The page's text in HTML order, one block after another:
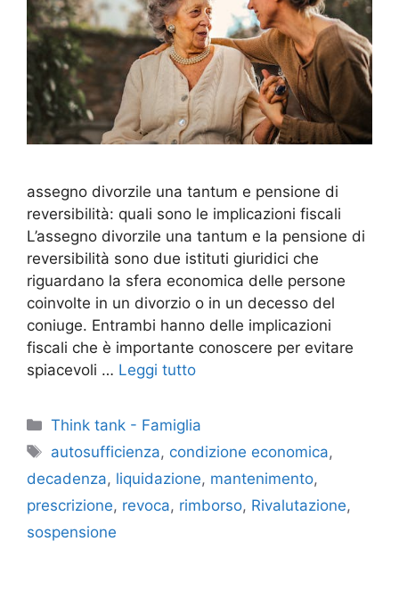
assegno divorzile una tantum e pensione di
reversibilità: quali sono le implicazioni fiscali
L’assegno divorzile una tantum e la pensione di
reversibilità sono due istituti giuridici che
riguardano la sfera economica delle persone
coinvolte in un divorzio o in un decesso del
coniuge. Entrambi hanno delle implicazioni
fiscali che è importante conoscere per evitare
spiacevoli … Leggi tutto
Categorie
Think tank - Famiglia
Tag
autosufficienza, condizione economica,
decadenza, liquidazione, mantenimento,
prescrizione, revoca, rimborso, Rivalutazione,
sospensione